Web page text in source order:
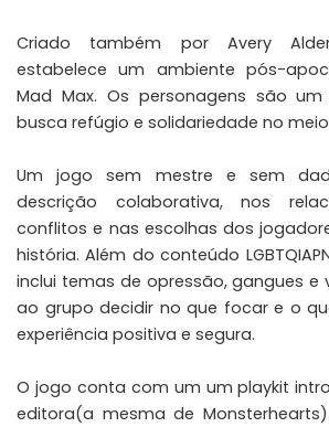
Criado também por Avery
estabelece um ambiente pós-
Mad Max. Os personagens são
busca refúgio e solidariedade no
Um jogo sem mestre e sem
descrição colaborativa, nos
conflitos e nas escolhas dos
história. Além do conteúdo
inclui temas de opressão, gangues e
ao grupo decidir no que focar e o
experiência positiva e segura.
O jogo conta com um um playkit
editora(a mesma de